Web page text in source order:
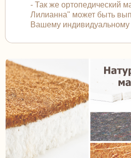
- Так же ортопедический
Лилианна" может быть
Вашему индивидуальному